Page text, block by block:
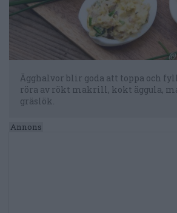
Ägghalvor blir goda att toppa och
röra av rökt makrill, kokt äggula,
gräslök.